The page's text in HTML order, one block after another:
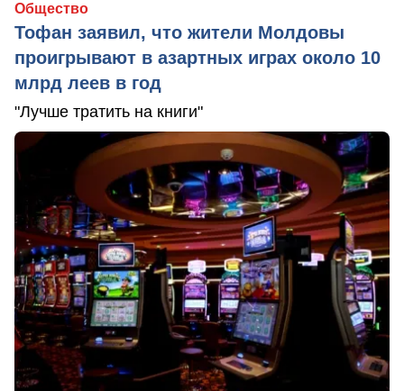
Общество
Тофан заявил, что жители Молдовы
проигрывают в азартных играх около 10
млрд леев в год
"Лучше тратить на книги"